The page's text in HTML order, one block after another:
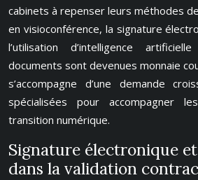
cabinets à repenser leurs méthodes
en visioconférence, la signature
l’utilisation d’intelligence
documents sont devenues monnaie
s’accompagne d’une demande
spécialisées pour accompagner
transition numérique.
Signature électronique
dans la validation